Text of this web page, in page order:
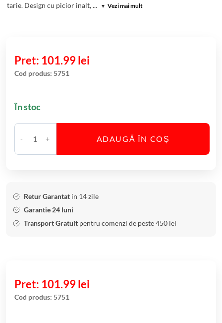
tarie. Design cu picior inalt, ... ▾ Vezi mai mult
101.99lei
Cod produs: 5751
În stoc
C
a
i
t
t
ADAUGĂ ÎN COȘ
Retur Garantat in 14 zile
Garantie 24 luni
Transport Gratuit pentru comenzi de peste 450 lei
101.99lei
Cod produs: 5751